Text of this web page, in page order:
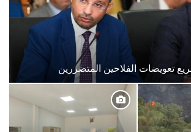
تعويضات الفلاحين المتضررين